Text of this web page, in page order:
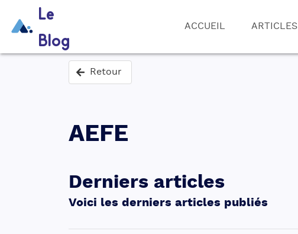
Le
Blog
ACCUEIL ARTICLES
Retour
AEFE
Derniers articles
Voici les derniers articles publiés